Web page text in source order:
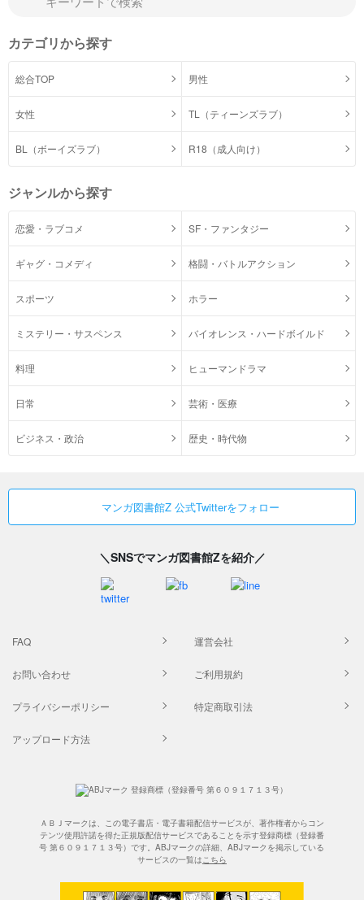
カテゴリから探す
総合TOP 男性
女性 TL（ティーンズラブ）
BL（ボーイズラブ） R18（成人向け）
ジャンルから探す
恋愛・ラブコメ SF・ファンタジー
ギャグ・コメディ 格闘・バトルアクション
スポーツ ホラー
ミステリー・サスペンス バイオレンス・ハードボイルド
料理 ヒューマンドラマ
日常 芸術・医療
ビジネス・政治 歴史・時代物
マンガ図書館Z 公式Twitterをフォロー
＼SNSでマンガ図書館Zを紹介／
FAQ 運営会社
お問い合わせ ご利用規約
プライバシーポリシー 特定商取引法
アップロード方法
ＡＢＪマークは、この電子書店・電子書籍配信サービスが、著作権者からコン
テンツ使用許諾を得た正規版配信サービスであることを示す登録商標（登録番
号 第６０９１７１３号）です。ABJマークの詳細、ABJマークを掲示している
サービスの一覧はこちら